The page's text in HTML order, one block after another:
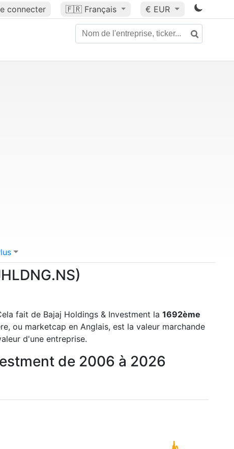
connecter 🇫🇷 Français € EUR
fait de Bajaj Holdings & Investment la 1692ème
ou marketcap en Anglais, est la valeur marchande
d'une entreprise.
de 2006 à 2026